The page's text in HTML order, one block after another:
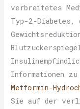
verbreitetes
Typ-2-Diabetes,
Informationen zu
Metformin-
Sie auf der